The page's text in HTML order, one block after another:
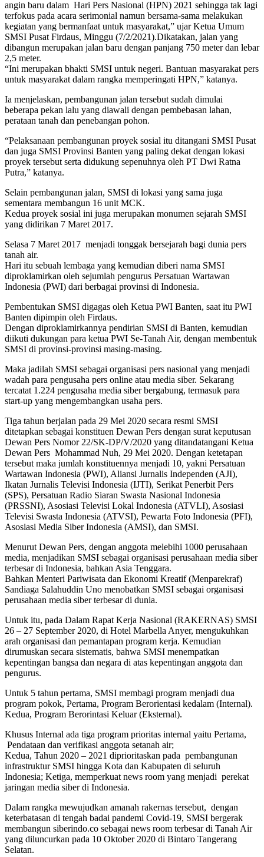
angin baru dalam Hari Pers Nasional (HPN) 2021 sehingga tak lagi
terfokus pada acara serimonial namun bersama-sama melakukan
kegiatan yang bermanfaat untuk masyarakat,” ujar Ketua Umum
SMSI Pusat Firdaus, Minggu (7/2/2021).Dikatakan, jalan yang
dibangun merupakan jalan baru dengan panjang 750 meter dan lebar
2,5 meter.
“Ini merupakan bhakti SMSI untuk negeri. Bantuan masyarakat pers
untuk masyarakat dalam rangka memperingati HPN,” katanya.
Ia menjelaskan, pembangunan jalan tersebut sudah dimulai
beberapa pekan lalu yang diawali dengan pembebasan lahan,
perataan tanah dan penebangan pohon.
“Pelaksanaan pembangunan proyek sosial itu ditangani SMSI Pusat
dan juga SMSI Provinsi Banten yang paling dekat dengan lokasi
proyek tersebut serta didukung sepenuhnya oleh PT Dwi Ratna
Putra,” katanya.
Selain pembangunan jalan, SMSI di lokasi yang sama juga
sementara membangun 16 unit MCK.
Kedua proyek sosial ini juga merupakan monumen sejarah SMSI
yang didirikan 7 Maret 2017.
Selasa 7 Maret 2017 menjadi tonggak bersejarah bagi dunia pers
tanah air.
Hari itu sebuah lembaga yang kemudian diberi nama SMSI
diproklamirkan oleh sejumlah pengurus Persatuan Wartawan
Indonesia (PWI) dari berbagai provinsi di Indonesia.
Pembentukan SMSI digagas oleh Ketua PWI Banten, saat itu PWI
Banten dipimpin oleh Firdaus.
Dengan diproklamirkannya pendirian SMSI di Banten, kemudian
diikuti dukungan para ketua PWI Se-Tanah Air, dengan membentuk
SMSI di provinsi-provinsi masing-masing.
Maka jadilah SMSI sebagai organisasi pers nasional yang menjadi
wadah para pengusaha pers online atau media siber. Sekarang
tercatat 1.224 pengusaha media siber bergabung, termasuk para
start-up yang mengembangkan usaha pers.
Tiga tahun berjalan pada 29 Mei 2020 secara resmi SMSI
ditetapkan sebagai konstituen Dewan Pers dengan surat keputusan
Dewan Pers Nomor 22/SK-DP/V/2020 yang ditandatangani Ketua
Dewan Pers Mohammad Nuh, 29 Mei 2020. Dengan ketetapan
tersebut maka jumlah konstituennya menjadi 10, yakni Persatuan
Wartawan Indonesia (PWI), Aliansi Jurnalis Independen (AJI),
Ikatan Jurnalis Televisi Indonesia (IJTI), Serikat Penerbit Pers
(SPS), Persatuan Radio Siaran Swasta Nasional Indonesia
(PRSSNI), Asosiasi Televisi Lokal Indonesia (ATVLI), Asosiasi
Televisi Swasta Indonesia (ATVSI), Pewarta Foto Indonesia (PFI),
Asosiasi Media Siber Indonesia (AMSI), dan SMSI.
Menurut Dewan Pers, dengan anggota melebihi 1000 perusahaan
media, menjadikan SMSI sebagai organisasi perusahaan media siber
terbesar di Indonesia, bahkan Asia Tenggara.
Bahkan Menteri Pariwisata dan Ekonomi Kreatif (Menparekraf)
Sandiaga Salahuddin Uno menobatkan SMSI sebagai organisasi
perusahaan media siber terbesar di dunia.
Untuk itu, pada Dalam Rapat Kerja Nasional (RAKERNAS) SMSI
26 – 27 September 2020, di Hotel Marbella Anyer, mengukuhkan
arah organisasi dan pemantapan program kerja. Kemudian
dirumuskan secara sistematis, bahwa SMSI menempatkan
kepentingan bangsa dan negara di atas kepentingan anggota dan
pengurus.
Untuk 5 tahun pertama, SMSI membagi program menjadi dua
program pokok, Pertama, Program Berorientasi kedalam (Internal).
Kedua, Program Berorintasi Keluar (Eksternal).
Khusus Internal ada tiga program prioritas internal yaitu Pertama,
Pendataan dan verifikasi anggota setanah air;
Kedua, Tahun 2020 – 2021 diprioritaskan pada pembangunan
infrastruktur SMSI hingga Kota dan Kabupaten di seluruh
Indonesia; Ketiga, memperkuat news room yang menjadi perekat
jaringan media siber di Indonesia.
Dalam rangka mewujudkan amanah rakernas tersebut, dengan
keterbatasan di tengah badai pandemi Covid-19, SMSI bergerak
membangun siberindo.co sebagai news room terbesar di Tanah Air
yang diluncurkan pada 10 Oktober 2020 di Bintaro Tangerang
Selatan.